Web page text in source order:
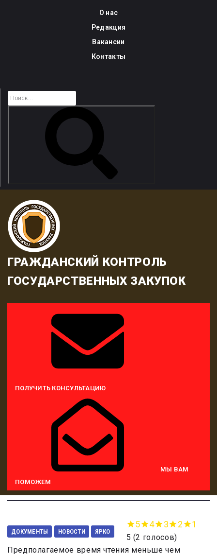
О нас
Редакция
Вакансии
Контакты
ГРАЖДАНСКИЙ КОНТРОЛЬ
ГОСУДАРСТВЕННЫХ ЗАКУПОК
ПОЛУЧИТЬ КОНСУЛЬТАЦИЮ
МЫ ВАМ
ПОМОЖЕМ
ДОКУМЕНТЫ НОВОСТИ ЯРКО
5 4 3 2 1
5 (2 голосов)
Предполагаемое время чтения меньше чем